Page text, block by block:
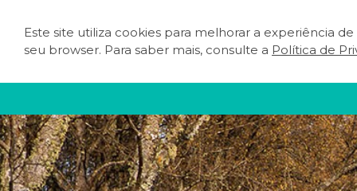
Este site utiliza cookies para melhorar a experiência
seu browser. Para saber mais, consulte a Política de
O QUE FAZER